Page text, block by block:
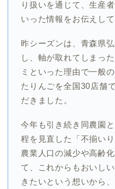
り扱いを通じて、生産
いった情報をお伝えして
昨シーズンは、青森県
し、軸が取れてしまっ
ミといった理由で一般
たりんごを全国 30店舗
だきました。
今年も引き続き同農園
程を見直した「不揃い
農業人口の減少や高齢
て、これからもおいし
きたいという想いから